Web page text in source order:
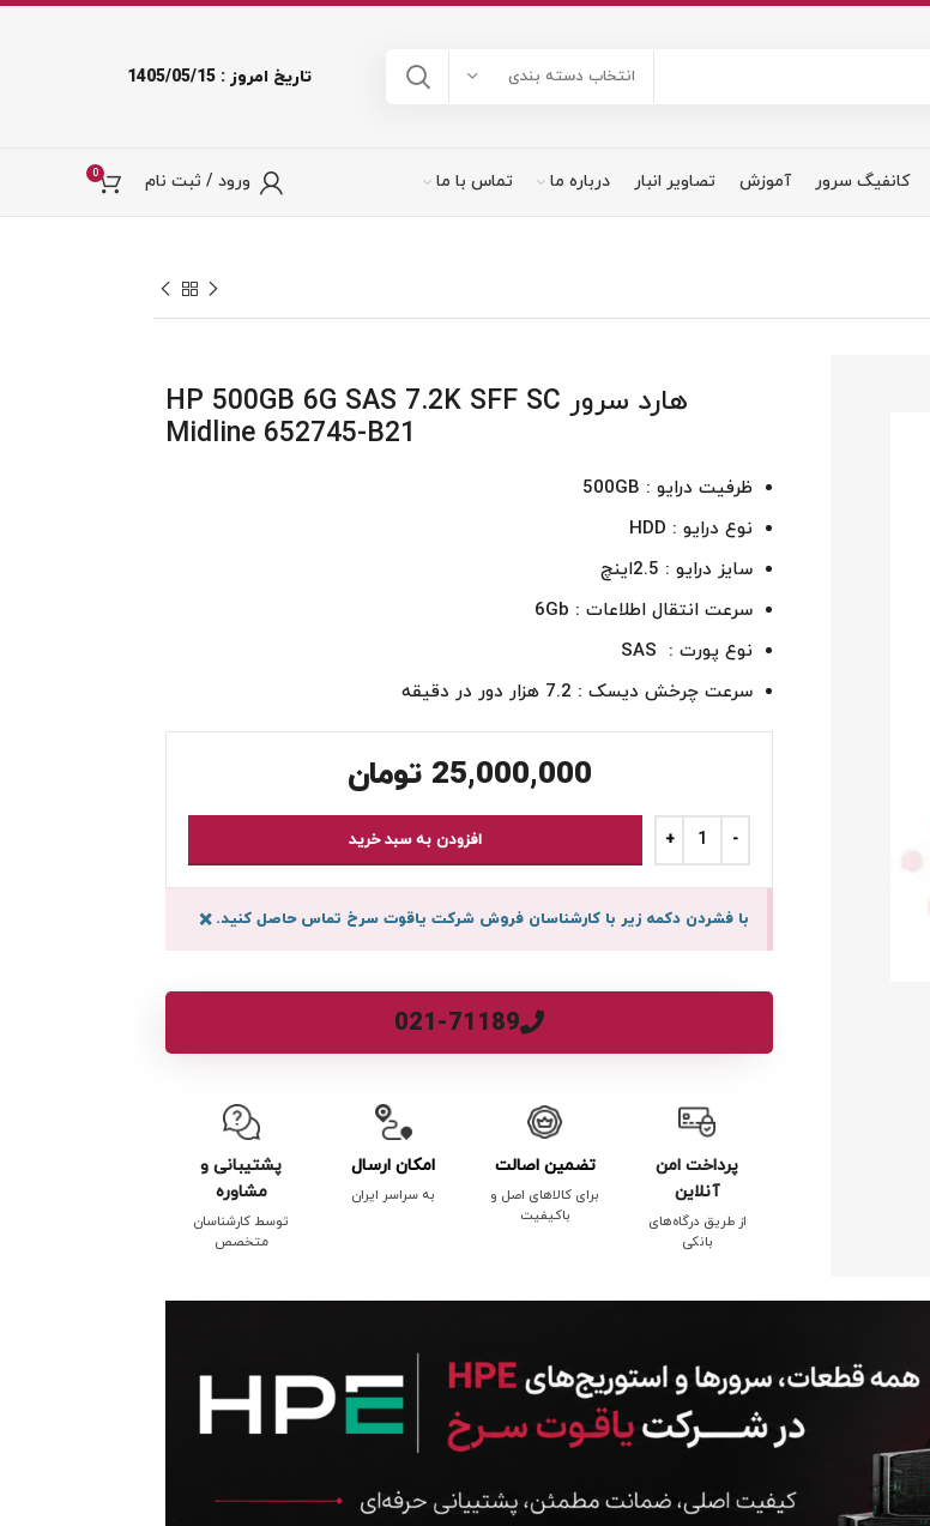
انتخاب دسته بندی تاریخ امروز : 1405/05/15
کانفیگ سرور آموزش تصاویر انبار درباره ما تماس با ما ورود / ثبت نام 0
هارد سرور HP 500GB 6G SAS 7.2K SFF SC
Midline 652745-B21
ظرفیت درایو : 500GB
نوع درایو : HDD
سایز درایو : 2.5اینچ
سرعت انتقال اطلاعات : 6Gb
نوع پورت : SAS
سرعت چرخش دیسک : 7.2 هزار دور در دقیقه
25,000,000 تومان
افزودن به سبد خرید
با فشردن دکمه زیر با کارشناسان فروش شرکت یاقوت سرخ تماس حاصل کنید.×
021-71189
پرداخت امن
آنلاین
از طریق درگاه‌های
بانکی
تضمین اصالت
برای کالاهای اصل و
باکیفیت
امکان ارسال
به سراسر ایران
پشتیبانی و
مشاوره
توسط کارشناسان
متخصص